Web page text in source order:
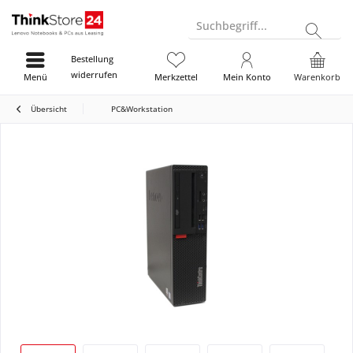
Suchbegriff...
Bestellung
widerrufen
Warenkorb
Merkzettel Mein Konto
Menü
Übersicht PC&Workstation